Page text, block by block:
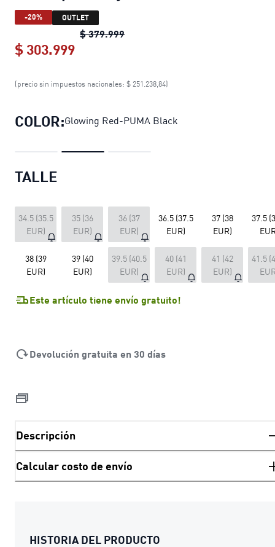
-20% OUTLET
$ 379.999Zapatillas de running FAST-R
$ 303.999
Zapatillas de running FAST-R
(precio sin impuestos nacionales: $ 251.238,84)
COLOR:Glowing Red-PUMA Black
TALLE
34.5 (35.5
EUR)
35 (36
EUR)
36 (37
EUR)
36.5 (37.5
EUR)
37 (38
EUR)
37.5
38 (39
EUR)
39 (40
EUR)
39.5 (40.5
EUR)
40 (41
EUR)
41 (42
EUR)
41.5
Este artículo tiene envío gratuito!
Devolución gratuita en 30 días
Descripción
Calcular costo de envío
HISTORIA DEL PRODUCTO